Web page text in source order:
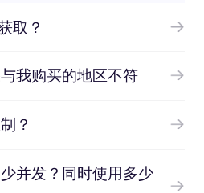
取？
我购买的地区不符
？
并发？同时使用多少